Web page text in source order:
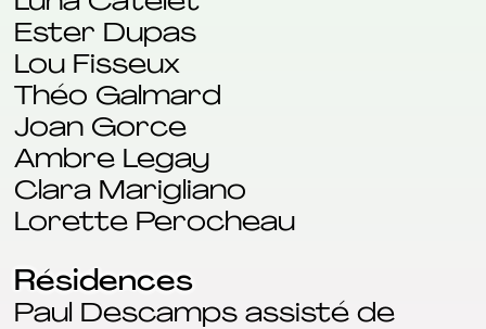
Ester Dupas
Lou Fisseux
Théo Galmard
Joan Gorce
Ambre Legay
Clara Marigliano
Lorette Perocheau
Résidences
Paul Descamps assisté de